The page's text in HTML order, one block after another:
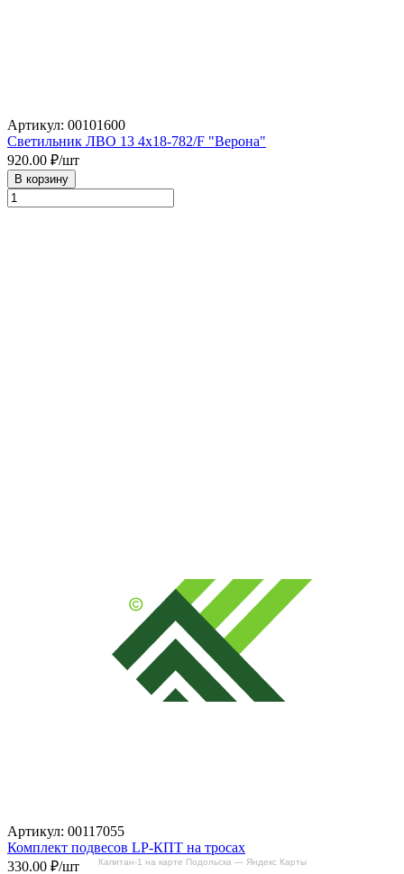
Артикул: 00101600
Светильник ЛВО 13 4х18-782/F "Верона"
920.00 ₽/шт
В корзину
Артикул: 00117055
Комплект подвесов LP-КПТ на тросах
330.00 ₽/шт Капитан-1 на карте Подольска — Яндекс Карты